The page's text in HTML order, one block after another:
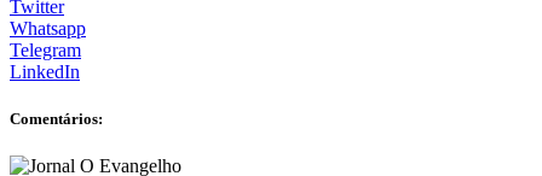
Twitter
Whatsapp
Telegram
LinkedIn
Comentários: